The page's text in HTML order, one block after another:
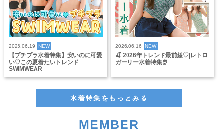
2026.06.19 NEW
【プチプラ水着特集】安いのに可愛
い♡この夏着たいトレンド
SWIMWEAR
2026.06.16 NEW
🍒 2026年トレンド最前線♡|レトロ
ガーリー水着特集🍨
水着特集をもっとみる
MEMBER